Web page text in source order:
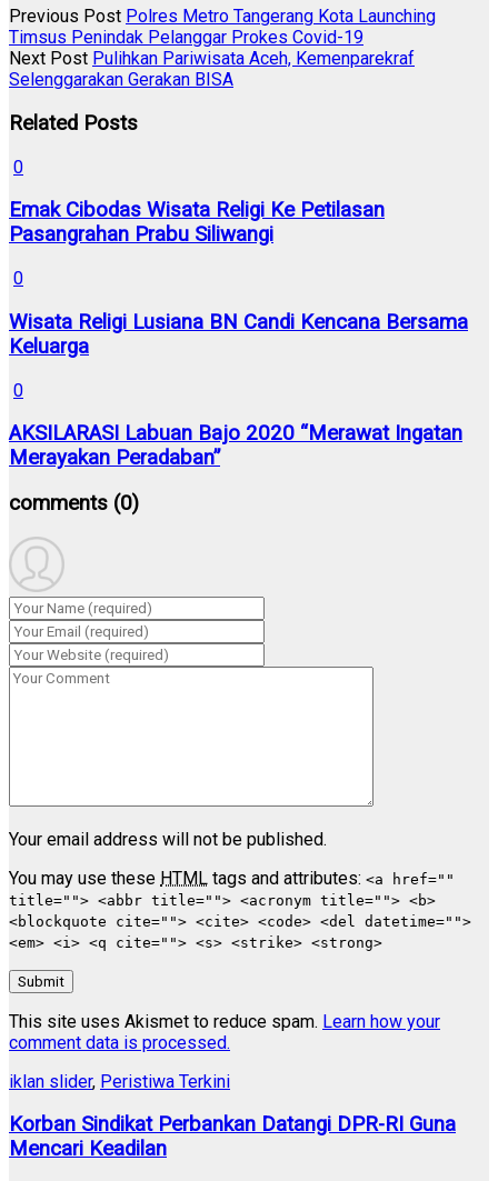
Previous Post Polres Metro Tangerang Kota Launching
Timsus Penindak Pelanggar Prokes Covid-19
Next Post Pulihkan Pariwisata Aceh, Kemenparekraf
Selenggarakan Gerakan BISA
Related Posts
0
Emak Cibodas Wisata Religi Ke Petilasan
Pasangrahan Prabu Siliwangi
0
Wisata Religi Lusiana BN Candi Kencana Bersama
Keluarga
0
AKSILARASI Labuan Bajo 2020 “Merawat Ingatan
Merayakan Peradaban”
comments (0)
Your email address will not be published.
You may use these HTML tags and attributes: <a href=""
title=""> <abbr title=""> <acronym title=""> <b>
<blockquote cite=""> <cite> <code> <del datetime="">
<em> <i> <q cite=""> <s> <strike> <strong>
Submit
This site uses Akismet to reduce spam. Learn how your
comment data is processed.
iklan slider, Peristiwa Terkini
Korban Sindikat Perbankan Datangi DPR-RI Guna
Mencari Keadilan